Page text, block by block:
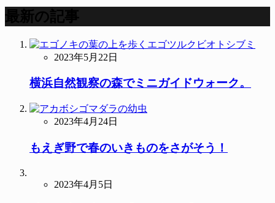
最新の記事
2023年5月22日
横浜自然観察の森でミニガイドウォーク。
2023年4月24日
もえぎ野で春のいきものをさがそう！
2023年4月5日